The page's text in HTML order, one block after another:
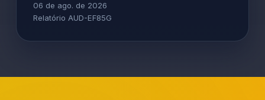
06 de ago. de 2026
Relatório AUD-EF85G